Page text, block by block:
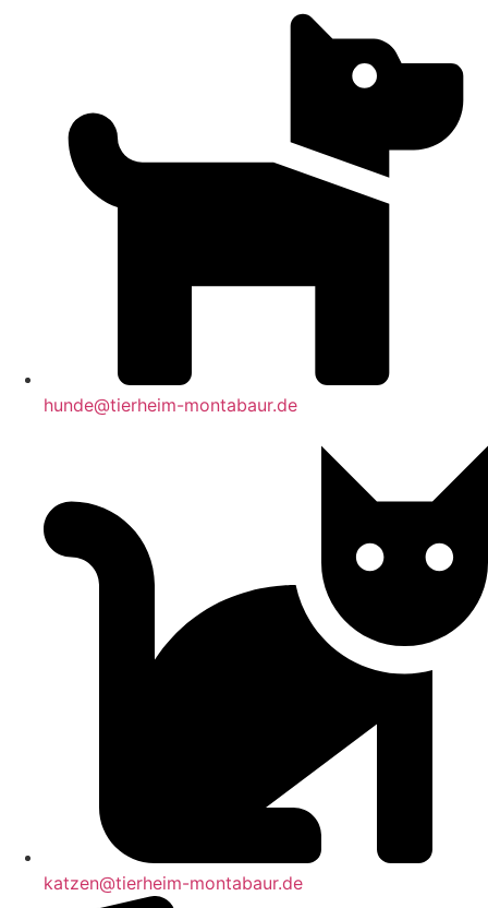
hunde@tierheim-montabaur.de
katzen@tierheim-montabaur.de